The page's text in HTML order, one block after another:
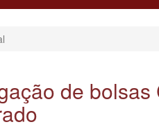
de